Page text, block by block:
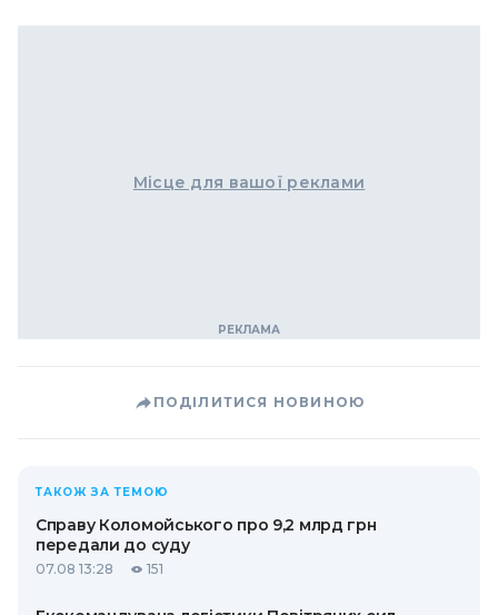
Місце для вашої реклами
ПОДІЛИТИСЯ НОВИНОЮ
ТАКОЖ ЗА ТЕМОЮ
Справу Коломойського про 9,2 млрд грн
передали до суду
07.08 13:28 151